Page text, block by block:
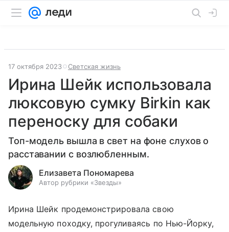
17 октября 2023 Светская жизнь
Ирина Шейк использовала
люксовую сумку Birkin как
переноску для собаки
Топ-модель вышла в свет на фоне слухов о
расставании с возлюбленным.
Елизавета Пономарева
Автор рубрики «Звезды»
Ирина Шейк продемонстрировала свою
модельную походку, прогуливаясь по Нью-Йорку,